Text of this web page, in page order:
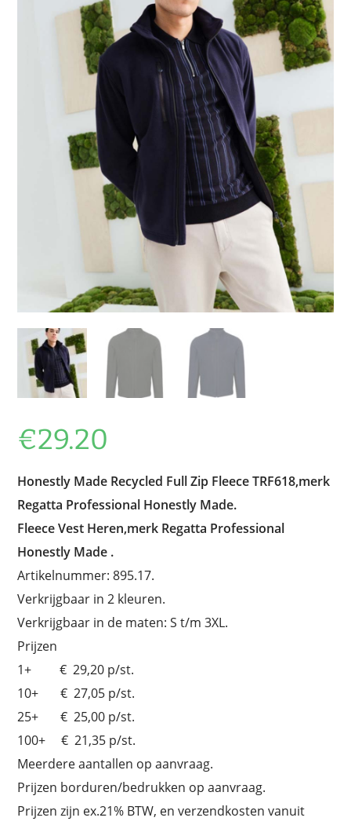
€29.20
Honestly Made Recycled Full Zip Fleece TRF618,merk
Regatta Professional Honestly Made.
Fleece Vest Heren,merk Regatta Professional
Honestly Made .
Artikelnummer: 895.17.
Verkrijgbaar in 2 kleuren.
Verkrijgbaar in de maten: S t/m 3XL.
Prijzen
1+ € 29,20 p/st.
10+ € 27,05 p/st.
25+ € 25,00 p/st.
100+ € 21,35 p/st.
Meerdere aantallen op aanvraag.
Prijzen borduren/bedrukken op aanvraag.
Prijzen zijn ex.21% BTW, en verzendkosten vanuit